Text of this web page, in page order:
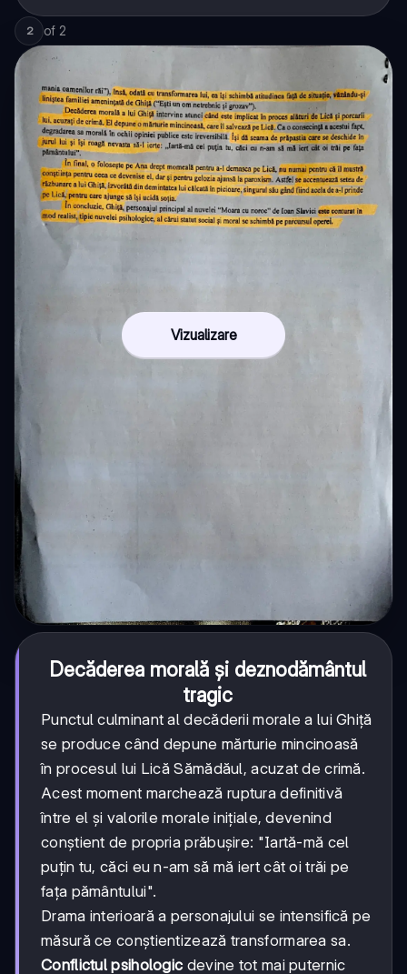
2 of 2
Vizualizare
Decăderea morală și deznodământul
tragic
Punctul culminant al decăderii morale a lui Ghiță
se produce când depune mărturie mincinoasă
în procesul lui Lică Sămădăul, acuzat de crimă.
Acest moment marchează ruptura definitivă
între el și valorile morale inițiale, devenind
conștient de propria prăbușire: "Iartă-mă cel
puțin tu, căci eu n-am să mă iert cât oi trăi pe
fața pământului".
Drama interioară a personajului se intensifică pe
măsură ce conștientizează transformarea sa.
Conflictul psihologic devine tot mai puternic